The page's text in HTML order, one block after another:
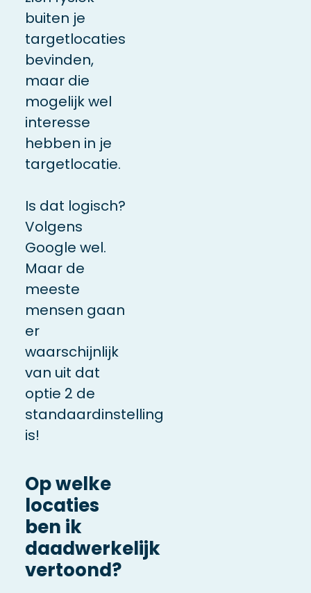
buiten je
targetlocaties
bevinden,
maar die
mogelijk wel
interesse
hebben in je
targetlocatie.
Is dat logisch?
Volgens
Google wel.
Maar de
meeste
mensen gaan
er
waarschijnlijk
van uit dat
optie 2 de
standaardinstelling
is!
Op welke
locaties
ben ik
daadwerkelijk
vertoond?